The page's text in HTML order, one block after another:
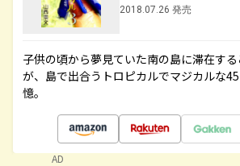
2018.07.26 発売
子供の頃から夢見ていた南の島に滞在す
が、島で出合うトロピカルでマジカルな
憶。
AD